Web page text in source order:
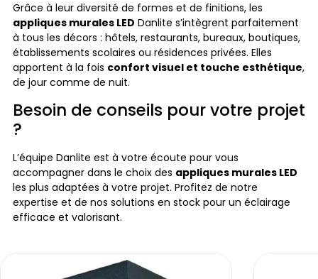
Grâce à leur diversité de formes et de finitions, les
appliques murales LED Danlite s’intègrent parfaitement
à tous les décors : hôtels, restaurants, bureaux, boutiques,
établissements scolaires ou résidences privées. Elles
apportent à la fois confort visuel et touche esthétique,
de jour comme de nuit.
Besoin de conseils pour votre projet
?
L’équipe Danlite est à votre écoute pour vous
accompagner dans le choix des appliques murales LED
les plus adaptées à votre projet. Profitez de notre
expertise et de nos solutions en stock pour un éclairage
efficace et valorisant.